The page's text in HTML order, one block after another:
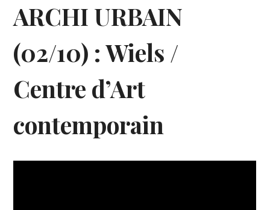
ARCHI URBAIN
(02/10) : Wiels /
Centre d’Art
contemporain